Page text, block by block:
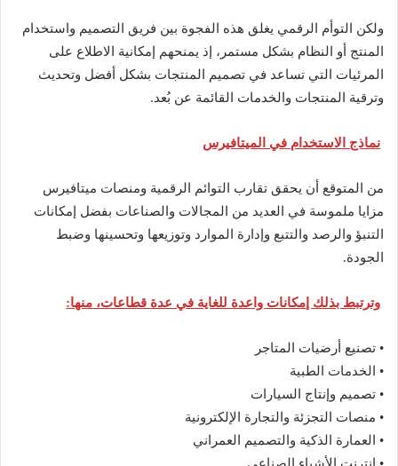
ولكن التوأم الرقمي يغلق هذه الفجوة بين فريق التصميم واستخدام
المنتج أو النظام بشكل مستمر، إذ يمنحهم إمكانية الاطلاع على
المرئيات التي تساعد في تصميم المنتجات بشكل أفضل وتحديث
وترقية المنتجات والخدمات القائمة عن بُعد.
نماذج الاستخدام في الميتافيرس
من المتوقع أن يحقق تقارب التوائم الرقمية ومنصات ميتافيرس
مزايا ملموسة في العديد من المجالات والصناعات بفضل إمكانات
التنبؤ والرصد والتتبع وإدارة الموارد وتوزيعها وتحسينها وضبط
الجودة.
وترتبط بذلك إمكانات واعدة للغاية في عدة قطاعات، منها:
• تصنيع أرضيات المتاجر
• الخدمات الطبية
• تصميم وإنتاج السيارات
• منصات التجزئة والتجارة الإلكترونية
• العمارة الذكية والتصميم العمراني